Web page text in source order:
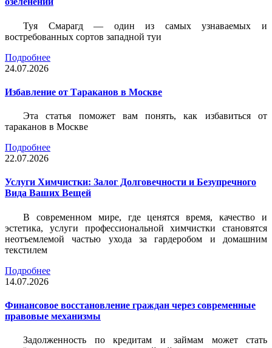
Туя Смарагд — один из самых узнаваемых и
востребованных сортов западной туи
Подробнее
24.07.2026
Избавление от Тараканов в Москве
Эта статья поможет вам понять, как избавиться от
тараканов в Москве
Подробнее
22.07.2026
Услуги Химчистки: Залог Долговечности и Безупречного
Вида Ваших Вещей
В современном мире, где ценятся время, качество и
эстетика, услуги профессиональной химчистки становятся
неотъемлемой частью ухода за гардеробом и домашним
текстилем
Подробнее
14.07.2026
Финансовое восстановление граждан через современные
правовые механизмы
Задолженность по кредитам и займам может стать